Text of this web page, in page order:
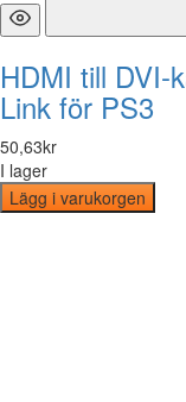
HDMI till DVI-
Link för PS3
50,63kr
I lager
Lägg i varukorgen